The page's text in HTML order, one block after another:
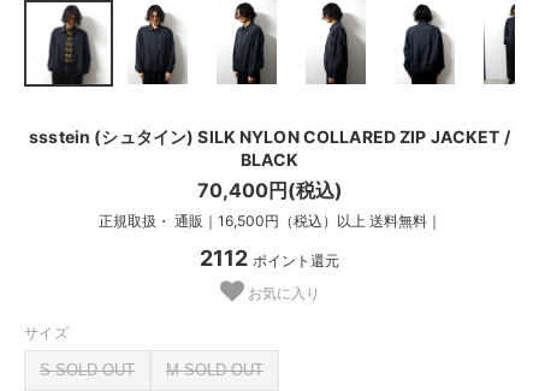
ssstein (シュタイン) SILK NYLON COLLARED ZIP JACKET /
BLACK
70,400円(税込)
正規取扱・ 通販｜16,500円（税込）以上 送料無料｜
2112 ポイント還元
お気に入り
サイズ
S SOLD OUT M SOLD OUT